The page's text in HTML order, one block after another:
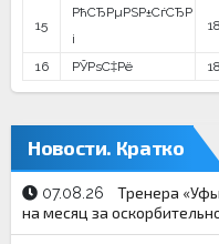
15
РћСЂРµРЅР±СѓСЂР
і
18
16 РЎРѕС‡Рё 18
Новости. Кратко
07.08.26
Тренера
на месяц за